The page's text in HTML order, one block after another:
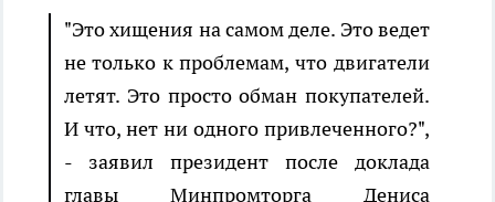
"Это хищения на самом деле. Это ведет
не только к проблемам, что двигатели
летят. Это просто обман покупателей.
И что, нет ни одного привлеченного?",
- заявил президент после доклада
главы Минпромторга Дениса